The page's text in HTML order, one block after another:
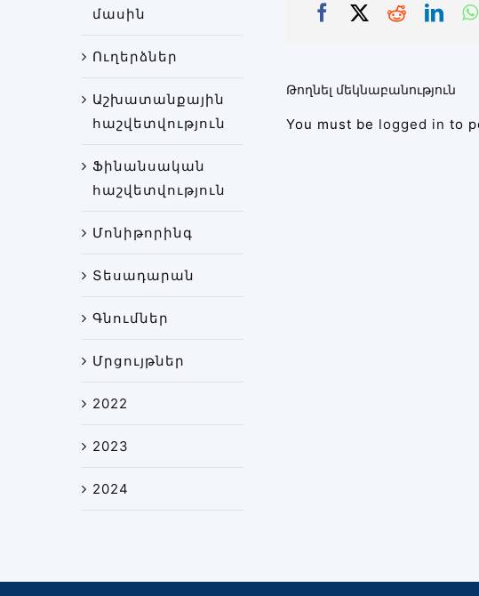
մասին
Ուղերձներ
Աշխատանքային
հաշվետվություն
Ֆինանսական
հաշվետվություն
Մոնիթորինգ
Տեսադարան
Գնումներ
Մրցույթներ
2022
2023
2024
Թողնել մեկնաբանություն
You must be logged in to